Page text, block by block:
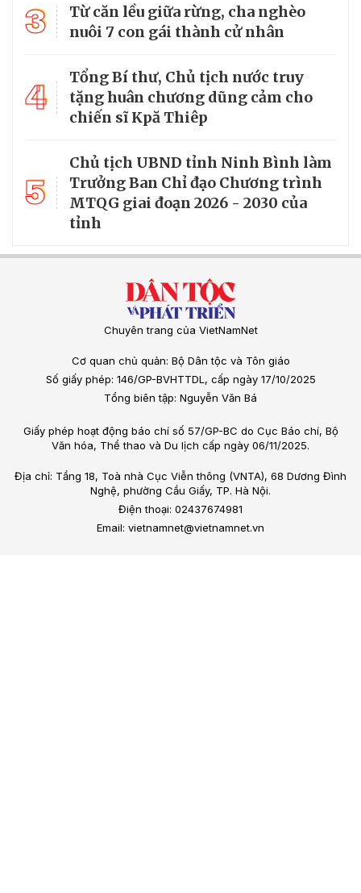
3
Từ căn lều giữa rừng, cha nghèo
nuôi 7 con gái thành cử nhân
4
Tổng Bí thư, Chủ tịch nước truy
tặng huân chương dũng cảm cho
chiến sĩ Kpă Thiêp
5
Chủ tịch UBND tỉnh Ninh Bình làm
Trưởng Ban Chỉ đạo Chương trình
MTQG giai đoạn 2026 - 2030 của
tỉnh
Chuyên trang của VietNamNet
Cơ quan chủ quản: Bộ Dân tộc và Tôn giáo
Số giấy phép: 146/GP-BVHTTDL, cấp ngày 17/10/2025
Tổng biên tập: Nguyễn Văn Bá
Giấy phép hoạt động báo chí số 57/GP-BC do Cục Báo chí, Bộ
Văn hóa, Thể thao và Du lịch cấp ngày 06/11/2025.
Địa chỉ: Tầng 18, Toà nhà Cục Viễn thông (VNTA), 68 Dương Đình
Nghệ, phường Cầu Giấy, TP. Hà Nội.
Điện thoại: 02437674981
Email: vietnamnet@vietnamnet.vn